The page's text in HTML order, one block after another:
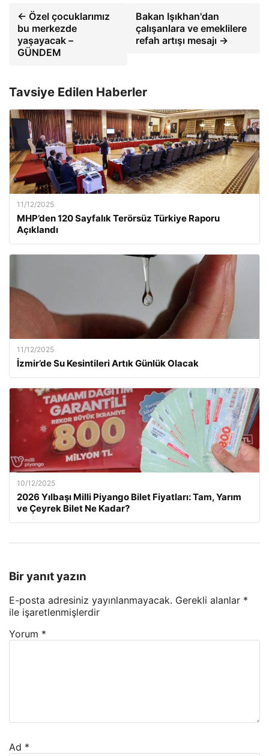
← Özel çocuklarımız
bu merkezde
yaşayacak –
GÜNDEM
Bakan Işıkhan'dan
çalışanlara ve emeklilere
refah artışı mesajı →
Tavsiye Edilen Haberler
11/12/2025
MHP’den 120 Sayfalık Terörsüz Türkiye Raporu
Açıklandı
11/12/2025
İzmir’de Su Kesintileri Artık Günlük Olacak
10/12/2025
2026 Yılbaşı Milli Piyango Bilet Fiyatları: Tam, Yarım
ve Çeyrek Bilet Ne Kadar?
Bir yanıt yazın
E-posta adresiniz yayınlanmayacak. Gerekli alanlar *
ile işaretlenmişlerdir
Yorum *
Ad *